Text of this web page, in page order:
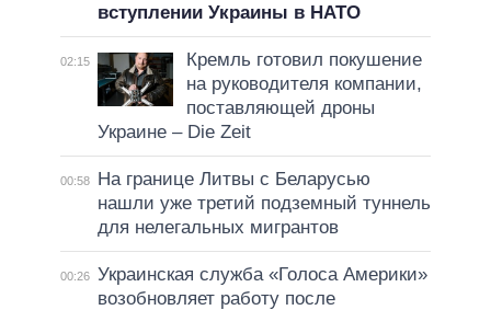
вступлении Украины в НАТО
02:15
Кремль готовил покушение
на руководителя компании,
поставляющей дроны
Украине – Die Zeit
00:58
На границе Литвы с Беларусью
нашли уже третий подземный туннель
для нелегальных мигрантов
00:26 Украинская служба «Голоса Америки»
возобновляет работу после